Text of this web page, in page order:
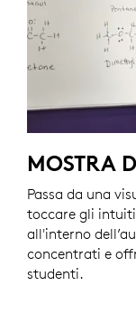
MOSTRA
Passa da una
toccare gli
all'interno
concentrati e
studenti.